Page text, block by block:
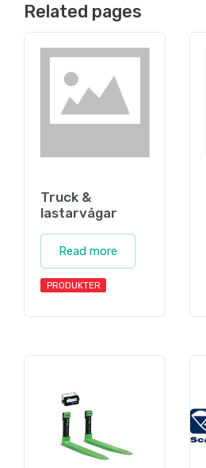
Related pages
Truck &
lastarvågar
Read more
PRODUKTER